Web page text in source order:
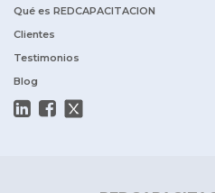
Qué es REDCAPACITACION
Clientes
Testimonios
Blog